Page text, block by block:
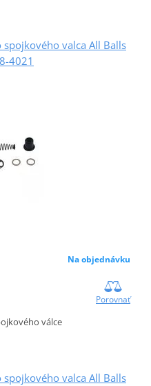
valca All Balls
4021
Na objednávku
Porovnať
válce
valca All Balls